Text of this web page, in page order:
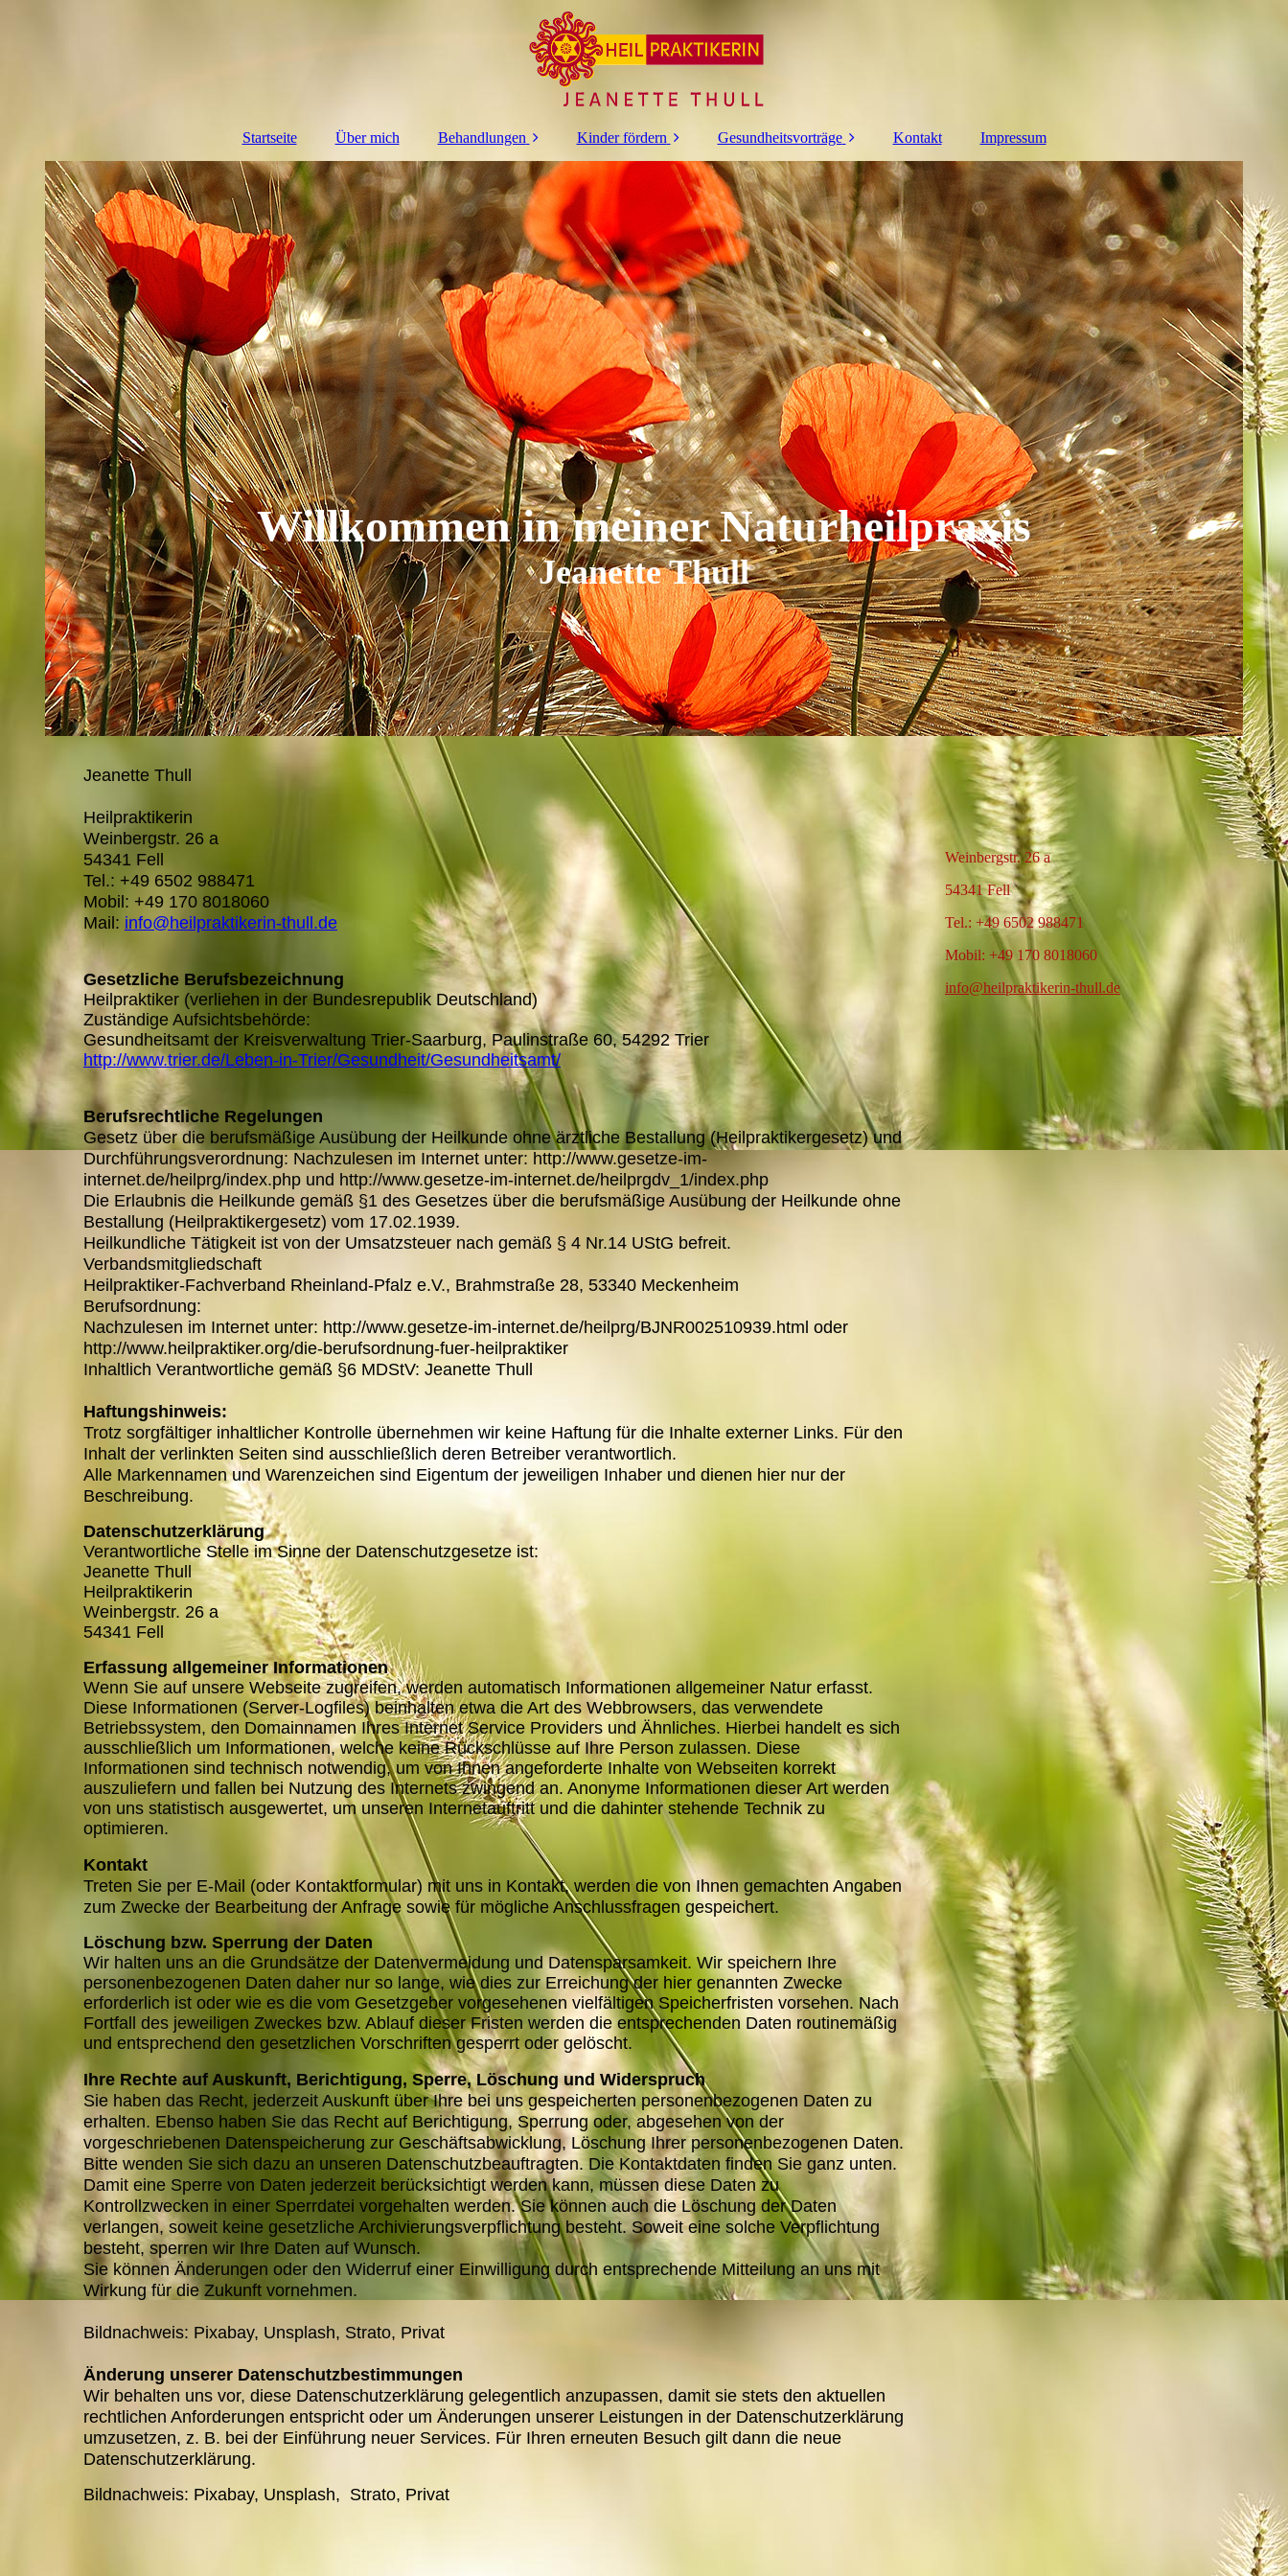
Startseite Über mich Behandlungen
Fußreflexzonen
Therapie
Akupunktur
Kinesiologie
Osteopathie
Klang Akupunktur
Klangtherapie
Massagen
Reiki
Astrologie
Kinder fördern
Gehirn Balance
Kinder fördern mit
Antiaggressions
Training
Gesundheitsvorträge
Ätherische Öle als
Hausapotheke
Kontakt Impressum
Willkommen in meiner Naturheilpraxis
Jeanette Thull
Jeanette Thull
Heilpraktikerin
Weinbergstr. 26 a
54341 Fell
Tel.: +49 6502 988471
Mobil: +49 170 8018060
Mail: info@heilpraktikerin-thull.de
Gesetzliche Berufsbezeichnung
Heilpraktiker (verliehen in der Bundesrepublik Deutschland)
Zuständige Aufsichtsbehörde:
Gesundheitsamt der Kreisverwaltung Trier-Saarburg, Paulinstraße 60, 54292 Trier
http://www.trier.de/Leben-in-Trier/Gesundheit/Gesundheitsamt/
Berufsrechtliche Regelungen
Gesetz über die berufsmäßige Ausübung der Heilkunde ohne ärztliche Bestallung (Heilpraktikergesetz) und
Durchführungsverordnung: Nachzulesen im Internet unter: http://www.gesetze-im-
internet.de/heilprg/index.php und http://www.gesetze-im-internet.de/heilprgdv_1/index.php
Die Erlaubnis die Heilkunde gemäß §1 des Gesetzes über die berufsmäßige Ausübung der Heilkunde ohne
Bestallung (Heilpraktikergesetz) vom 17.02.1939.
Heilkundliche Tätigkeit ist von der Umsatzsteuer nach gemäß § 4 Nr.14 UStG befreit.
Verbandsmitgliedschaft
Heilpraktiker-Fachverband Rheinland-Pfalz e.V., Brahmstraße 28, 53340 Meckenheim
Berufsordnung:
Nachzulesen im Internet unter: http://www.gesetze-im-internet.de/heilprg/BJNR002510939.html oder
http://www.heilpraktiker.org/die-berufsordnung-fuer-heilpraktiker
Inhaltlich Verantwortliche gemäß §6 MDStV: Jeanette Thull
Haftungshinweis:
Trotz sorgfältiger inhaltlicher Kontrolle übernehmen wir keine Haftung für die Inhalte externer Links. Für den
Inhalt der verlinkten Seiten sind ausschließlich deren Betreiber verantwortlich.
Alle Markennamen und Warenzeichen sind Eigentum der jeweiligen Inhaber und dienen hier nur der
Beschreibung.
Datenschutzerklärung
Verantwortliche Stelle im Sinne der Datenschutzgesetze ist:
Jeanette Thull
Heilpraktikerin
Weinbergstr. 26 a
54341 Fell
Erfassung allgemeiner Informationen
Wenn Sie auf unsere Webseite zugreifen, werden automatisch Informationen allgemeiner Natur erfasst.
Diese Informationen (Server-Logfiles) beinhalten etwa die Art des Webbrowsers, das verwendete
Betriebssystem, den Domainnamen Ihres Internet Service Providers und Ähnliches. Hierbei handelt es sich
ausschließlich um Informationen, welche keine Rückschlüsse auf Ihre Person zulassen. Diese
Informationen sind technisch notwendig, um von Ihnen angeforderte Inhalte von Webseiten korrekt
auszuliefern und fallen bei Nutzung des Internets zwingend an. Anonyme Informationen dieser Art werden
von uns statistisch ausgewertet, um unseren Internetauftritt und die dahinter stehende Technik zu
optimieren.
Kontakt
Treten Sie per E-Mail (oder Kontaktformular) mit uns in Kontakt, werden die von Ihnen gemachten Angaben
zum Zwecke der Bearbeitung der Anfrage sowie für mögliche Anschlussfragen gespeichert.
Löschung bzw. Sperrung der Daten
Wir halten uns an die Grundsätze der Datenvermeidung und Datensparsamkeit. Wir speichern Ihre
personenbezogenen Daten daher nur so lange, wie dies zur Erreichung der hier genannten Zwecke
erforderlich ist oder wie es die vom Gesetzgeber vorgesehenen vielfältigen Speicherfristen vorsehen. Nach
Fortfall des jeweiligen Zweckes bzw. Ablauf dieser Fristen werden die entsprechenden Daten routinemäßig
und entsprechend den gesetzlichen Vorschriften gesperrt oder gelöscht.
Ihre Rechte auf Auskunft, Berichtigung, Sperre, Löschung und Widerspruch
Sie haben das Recht, jederzeit Auskunft über Ihre bei uns gespeicherten personenbezogenen Daten zu
erhalten. Ebenso haben Sie das Recht auf Berichtigung, Sperrung oder, abgesehen von der
vorgeschriebenen Datenspeicherung zur Geschäftsabwicklung, Löschung Ihrer personenbezogenen Daten.
Bitte wenden Sie sich dazu an unseren Datenschutzbeauftragten. Die Kontaktdaten finden Sie ganz unten.
Damit eine Sperre von Daten jederzeit berücksichtigt werden kann, müssen diese Daten zu
Kontrollzwecken in einer Sperrdatei vorgehalten werden. Sie können auch die Löschung der Daten
verlangen, soweit keine gesetzliche Archivierungsverpflichtung besteht. Soweit eine solche Verpflichtung
besteht, sperren wir Ihre Daten auf Wunsch.
Sie können Änderungen oder den Widerruf einer Einwilligung durch entsprechende Mitteilung an uns mit
Wirkung für die Zukunft vornehmen.
Bildnachweis: Pixabay, Unsplash, Strato, Privat
Änderung unserer Datenschutzbestimmungen
Wir behalten uns vor, diese Datenschutzerklärung gelegentlich anzupassen, damit sie stets den aktuellen
rechtlichen Anforderungen entspricht oder um Änderungen unserer Leistungen in der Datenschutzerklärung
umzusetzen, z. B. bei der Einführung neuer Services. Für Ihren erneuten Besuch gilt dann die neue
Datenschutzerklärung.
Bildnachweis: Pixabay, Unsplash, Strato, Privat
Weinbergstr. 26 a
54341 Fell
Tel.: +49 6502 988471
Mobil: +49 170 8018060
info@heilpraktikerin-thull.de